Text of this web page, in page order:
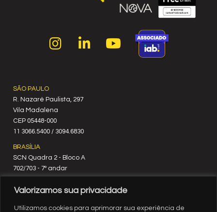
Valorizamos sua privacidade
Utilizamos cookies para aprimorar sua experiência de
SÃO PAULO
R. Nazaré Paulista, 297
Vila Madalena
C‍EP 05448-000
11 3066.5400 / 3094.6830
BRASÍLIA
SCN Quadra 2 - Bloco A
702/703 - 7º andar
61 3329.8200
RIO DE JANEIRO